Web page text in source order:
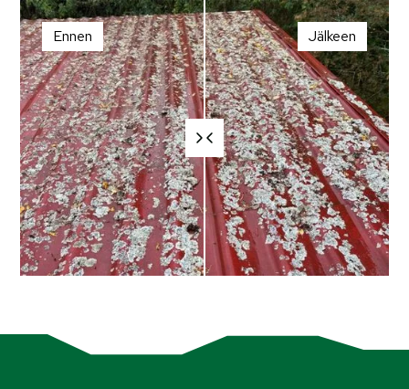
Ennen Jälkeen